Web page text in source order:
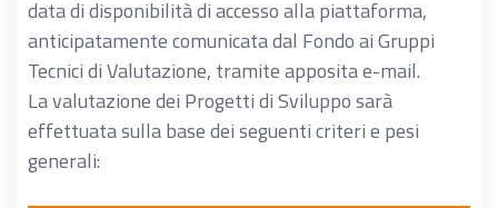
data di disponibilità di accesso alla piattaforma,
anticipatamente comunicata dal Fondo ai Gruppi
Tecnici di Valutazione, tramite apposita e-mail.
La valutazione dei Progetti di Sviluppo sarà
effettuata sulla base dei seguenti criteri e pesi
generali: